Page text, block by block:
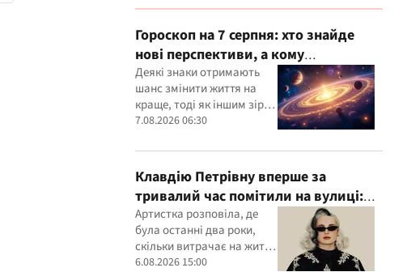
Гороскоп на 7 серпня: хто знайде
нові перспективи, а кому
доведеться переглянути свої
пріоритети
Деякі знаки отримають
шанс змінити життя на
краще, тоді як іншим зірки
радять не поспішати з
7.08.2026 06:30
Клавдію Петрівну вперше за
тривалий час помітили на вулиці:
співачка розкрила подробиці свого
життя
Артистка розповіла, де
була останні два роки,
скільки витрачає на життя
та у яку суму обходяться її
6.08.2026 15:00